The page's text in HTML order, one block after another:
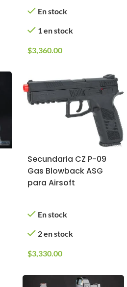
En stock
1 en stock
$3,360.00
Secundaria CZ P-09
Gas Blowback ASG
para Airsoft
En stock
2 en stock
$3,330.00